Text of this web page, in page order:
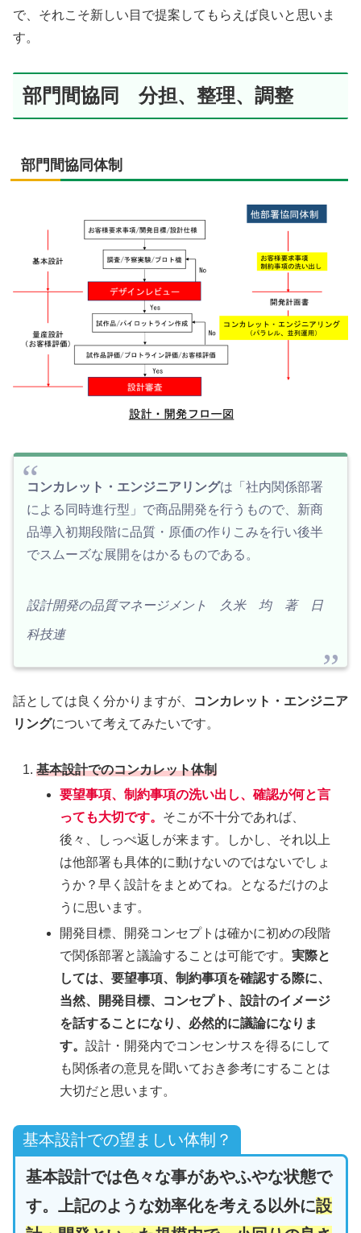
で、それこそ新しい目で提案してもらえば良いと思いま
す。
部門間協同 分担、整理、調整
部門間協同体制
コンカレット・エンジニアリングは「社内関係部署
による同時進行型」で商品開発を行うもので、新商
品導入初期段階に品質・原価の作りこみを行い後半
でスムーズな展開をはかるものである。
設計開発の品質マネージメント 久米 均 著 日
科技連
話としては良く分かりますが、
コンカレット・エンジニア
リングについて考えてみたいです。
基本設計でのコンカレット体制
要望事項、制約事項の洗い出し、確認が何と言
っても大切です。 そこが不十分であれば、
後々、しっぺ返しが来ます。しかし、それ以上
は他部署も具体的に動けないのではないでしょ
うか？早く設計をまとめてね。となるだけのよ
うに思います。
開発目標、開発コンセプトは確かに初めの段階
で関係部署と議論することは可能です。実際と
しては、要望事項、制約事項を確認する際に、
当然、開発目標、コンセプト、設計のイメージ
を話することになり、必然的に議論になりま
す。設計・開発内でコンセンサスを得るにして
も関係者の意見を聞いておき参考にすることは
大切だと思います。
基本設計での望ましい体制？
基本設計では色々な事があやふやな状態で
す。上記のような効率化を考える以外に設